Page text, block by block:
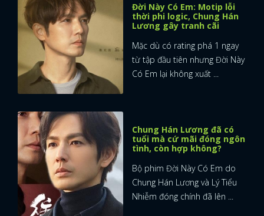
Đời Này Có Em: Motip lỗi
thời phi logic, Chung Hán
Lương gây tranh cãi
Mặc dù có rating phá 1 ngay
từ tập đầu tiên nhưng Đời Này
Có Em lại không xuất ...
Chung Hán Lương đã có
tuổi mà cứ mãi đóng ngôn
tình, còn hợp không?
Bộ phim Đời Này Có Em do
Chung Hán Lương và Lý Tiểu
Nhiễm đóng chính đã lên ...